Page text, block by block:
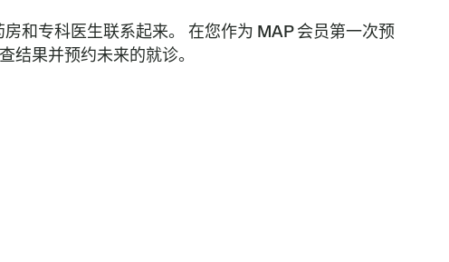
和专科医生联系起来。 在您作为 MAP 会员第一次预
果并预约未来的就诊。